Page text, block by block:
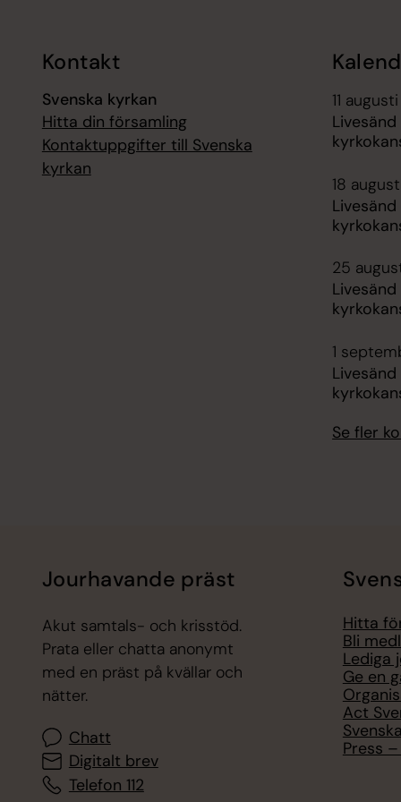
Kontakt
Svenska kyrkan
Hitta din församling
Kontaktuppgifter till Svenska
kyrkan
11 augusti
18
25
1
Se fler
Jourhavande präst
Akut samtals- och krisstöd.
Prata eller chatta anonymt
med en präst på kvällar och
nätter.
Chatt
Digitalt brev
Telefon 112
Hitta
Bli
Lediga
Ge en
Act
Press